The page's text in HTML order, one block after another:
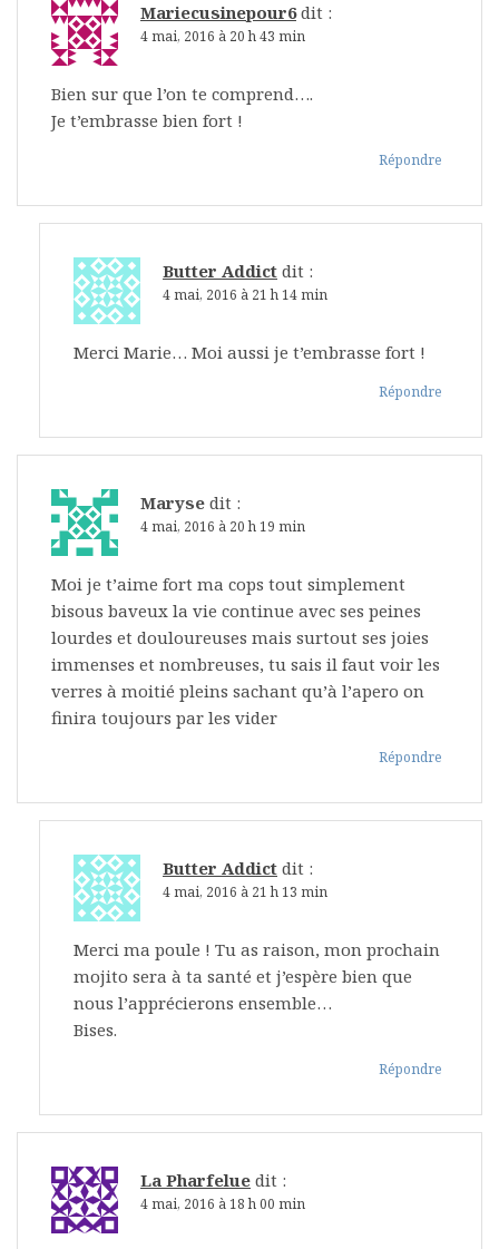
Mariecusinepour6 dit :
4 mai, 2016 à 20 h 43 min
Bien sur que l’on te comprend….
Je t’embrasse bien fort !
Répondre
Butter Addict dit :
4 mai, 2016 à 21 h 14 min
Merci Marie… Moi aussi je t’embrasse fort !
Répondre
Maryse dit :
4 mai, 2016 à 20 h 19 min
Moi je t’aime fort ma cops tout simplement
bisous baveux la vie continue avec ses peines
lourdes et douloureuses mais surtout ses joies
immenses et nombreuses, tu sais il faut voir les
verres à moitié pleins sachant qu’à l’apero on
finira toujours par les vider
Répondre
Butter Addict dit :
4 mai, 2016 à 21 h 13 min
Merci ma poule ! Tu as raison, mon prochain
mojito sera à ta santé et j’espère bien que
nous l’apprécierons ensemble…
Bises.
Répondre
La Pharfelue dit :
4 mai, 2016 à 18 h 00 min